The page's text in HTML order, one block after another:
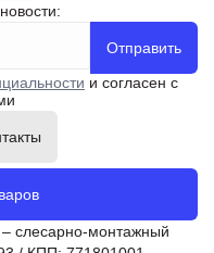
Отправить
и согласен с
монтажный